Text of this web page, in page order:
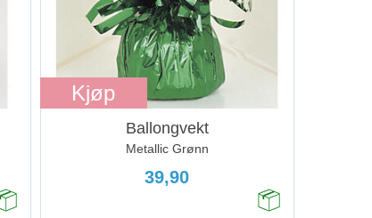
Kjøp
Ballongvekt
Metallic Grønn
39,90